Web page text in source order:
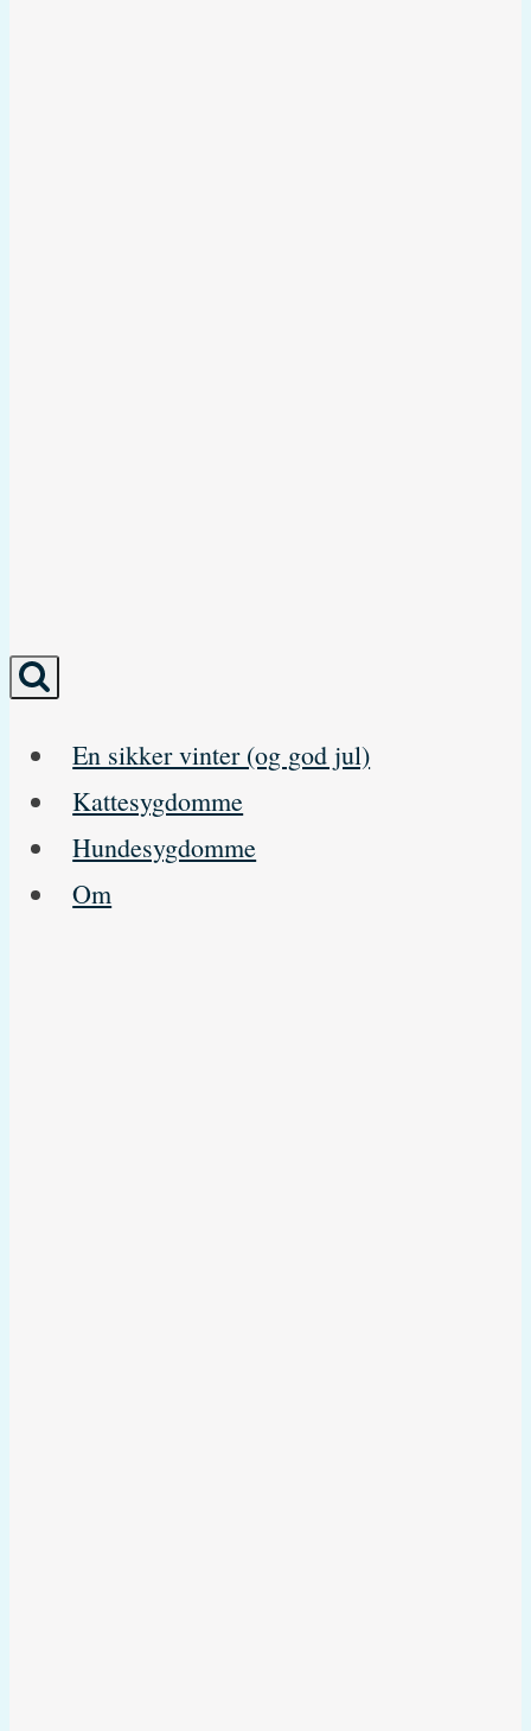
En sikker vinter (og god jul)
Kattesygdomme
Hundesygdomme
Om